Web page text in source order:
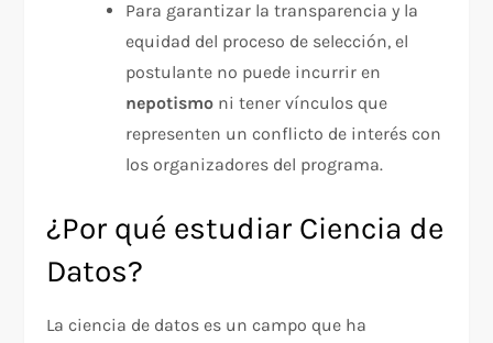
Para garantizar la transparencia y la
equidad del proceso de selección, el
postulante no puede incurrir en
nepotismo ni tener vínculos que
representen un conflicto de interés con
los organizadores del programa.
¿Por qué estudiar Ciencia de
Datos?
La ciencia de datos es un campo que ha